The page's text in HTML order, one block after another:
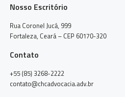
Nosso Escritório
Rua Coronel Jucá, 999
Fortaleza, Ceará – CEP 60170-320
Contato
+55 (85) 3268-2222
contato@chcadvocacia.adv.br